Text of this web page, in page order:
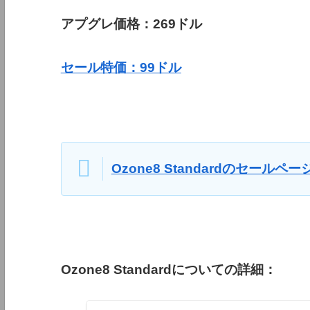
アプグレ価格：269ドル
セール特価：99ドル
Ozone8 Standardのセールペー
Ozone8 Standardについての詳細：